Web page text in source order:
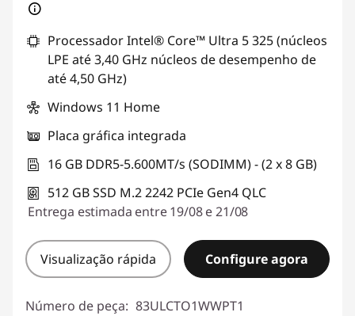
Processador Intel® Core™ Ultra 5 325 (núcleos
LPE até 3,40 GHz núcleos de desempenho de
até 4,50 GHz)
Windows 11 Home
Placa gráfica integrada
16 GB DDR5-5.600MT/s (SODIMM) - (2 x 8 GB)
512 GB SSD M.2 2242 PCIe Gen4 QLC
Entrega estimada entre 19/08 e 21/08
Visualização rápida Configure agora
Número de peça: 83ULCTO1WWPT1